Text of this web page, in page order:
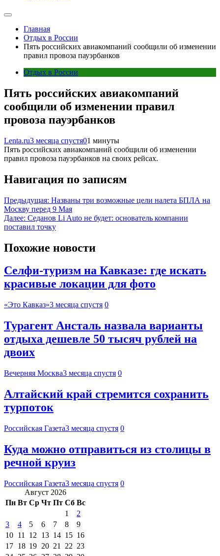
Главная
Отдых в России
Пять российских авиакомпаний сообщили об изменении
правил провоза пауэрбанков
Отдых в России
Пять российских авиакомпаний
сообщили об изменении правил
провоза пауэрбанков
Lenta.ru3 месяца спустя01 минуты
Пять российских авиакомпаний сообщили об изменении
правил провоза пауэрбанков на своих рейсах.
Навигация по записям
Предыдущая: Названы три возможные цели налета БПЛА на
Москву перед 9 Мая
Далее: Седанов Li Auto не будет: основатель компании
поставил точку
Похожие новости
Селфи-туризм на Кавказе: где искать
красивые локации для фото
«Это Кавказ»3 месяца спустя 0
Турагент Ансталь назвала варианты
отдыха дешевле 50 тысяч рублей на
двоих
Вечерняя Москва3 месяца спустя 0
Алтайский край стремится сохранить
турпоток
Российская Газета3 месяца спустя 0
Куда можно отправиться из столицы в
речной круиз
Российская Газета3 месяца спустя 0
Август 2026
Пн Вт Ср Чт Пт Сб Вс
1
2
3
4 5 6 7 8
9
10 11 12 13 14 15 16
17 18 19 20 21 22 23